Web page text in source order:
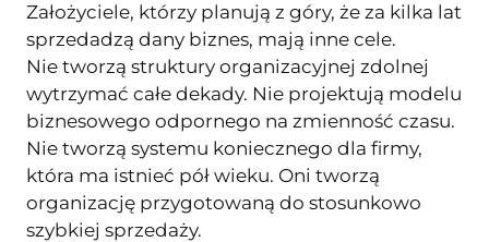
Założyciele, którzy planują z góry, że za kilka lat
sprzedadzą dany biznes, mają inne cele.
Nie tworzą struktury organizacyjnej zdolnej
wytrzymać całe dekady. Nie projektują modelu
biznesowego odpornego na zmienność czasu.
Nie tworzą systemu koniecznego dla firmy,
która ma istnieć pół wieku. Oni tworzą
organizację przygotowaną do stosunkowo
szybkiej sprzedaży.